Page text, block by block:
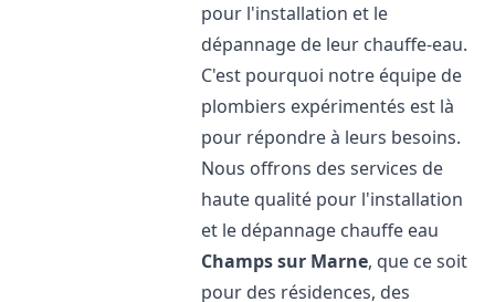
pour l'installation et le
dépannage de leur chauffe-eau.
C'est pourquoi notre équipe de
plombiers expérimentés est là
pour répondre à leurs besoins.
Nous offrons des services de
haute qualité pour l'installation
et le dépannage chauffe eau
Champs sur Marne, que ce soit
pour des résidences, des